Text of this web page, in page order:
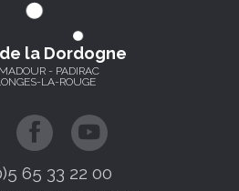
la Dordogne
- PADIRAC
LA-ROUGE
65 33 22 00